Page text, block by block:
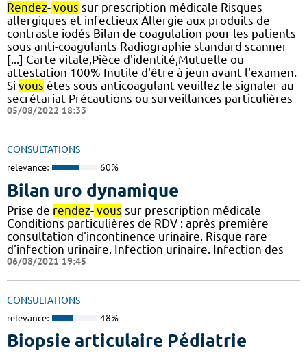
Rendez- vous sur prescription médicale Risques
allergiques et infectieux Allergie aux produits de
contraste iodés Bilan de coagulation pour les patients
sous anti-coagulants Radiographie standard scanner
[...] Carte vitale,Pièce d'identité,Mutuelle ou
attestation 100% Inutile d'être à jeun avant l'examen.
Si vous êtes sous anticoagulant veuillez le signaler au
secrétariat Précautions ou surveillances particulières
05/08/2022 18:33
CONSULTATIONS
relevance: 60%
Bilan uro dynamique
Prise de rendez- vous sur prescription médicale
Conditions particulières de RDV : après première
consultation d'incontinence urinaire. Risque rare
d'infection urinaire. Infection urinaire. Infection des
06/08/2021 19:45
CONSULTATIONS
relevance: 48%
Biopsie articulaire Pédiatrie